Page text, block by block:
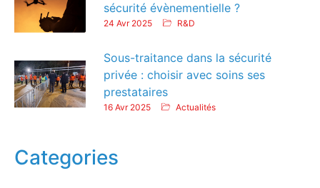
sécurité évènementielle ?
24 Avr 2025 R&D
Sous-traitance dans la sécurité
privée : choisir avec soins ses
prestataires
16 Avr 2025 Actualités
Categories